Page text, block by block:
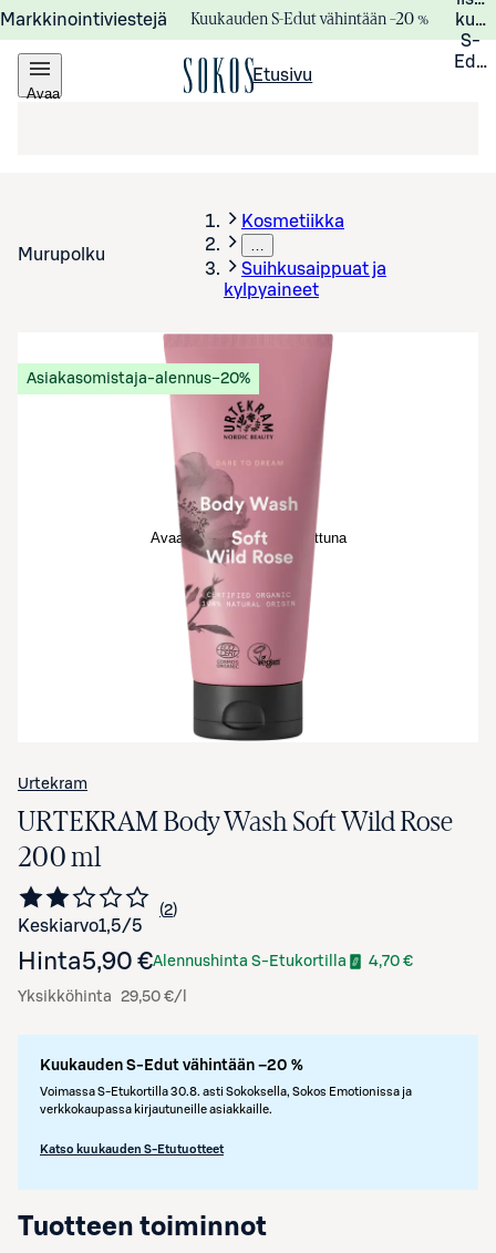
Markkinointiviestejä Kuukauden S-Edut vähintään –20 %
S-
Avaa
Etusivu
Murupolku
Kosmetiikka
…
Suihkusaippuat ja
kylpyaineet
Avaa tuotekuva suurennettuna
Asiakasomistaja-alennus−20%
Urtekram
URTEKRAM Body Wash Soft Wild Rose
200 ml
Keskiarvo1,5/5 Siirry arvioihin
2
kappaletta
Hinta5,90 €Alennushinta S-Etukortilla 4,70 €
Yksikköhinta 29,50 €/l
Kuukauden S-Edut vähintään –20 %
Voimassa S-Etukortilla 30.8. asti Sokoksella, Sokos Emotionissa ja
verkkokaupassa kirjautuneille asiakkaille.
Katso kuukauden S-Etutuotteet
Tuotteen toiminnot